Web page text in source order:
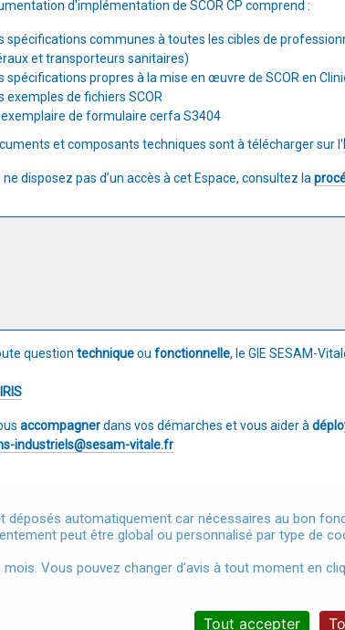
d'implémentation de SCOR CP comprend :
spécifications communes à toutes les cibles de
et transporteurs sanitaires)
spécifications propres à la mise en œuvre de SCOR en
exemples de fichiers SCOR
exemplaire de formulaire cerfa S3404
et composants techniques sont à télécharger sur l'
ne disposez pas d’un accès à cet Espace, consultez la
question techniqueou fonctionnelle, le GIE SESAM-
accompagnerdans vos démarches et vous aider à
industriels@sesam-vitale.fr
automatiquement car nécessaires au bon
peut être global ou personnalisé par type de
Vous pouvez changer d’avis à tout moment en
Tout accepter